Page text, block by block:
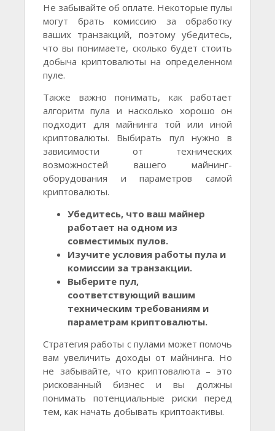
Не забывайте об оплате. Некоторые пулы
могут брать комиссию за обработку
ваших транзакций, поэтому убедитесь,
что вы понимаете, сколько будет стоить
добыча криптовалюты на определенном
пуле.
Также важно понимать, как работает
алгоритм пула и насколько хорошо он
подходит для майнинга той или иной
криптовалюты. Выбирать пул нужно в
зависимости от технических
возможностей вашего майнинг-
оборудования и параметров самой
криптовалюты.
Убедитесь, что ваш майнер
работает на одном из
совместимых пулов.
Изучите условия работы пула и
комиссии за транзакции.
Выберите пул,
соответствующий вашим
техническим требованиям и
параметрам криптовалюты.
Стратегия работы с пулами может помочь
вам увеличить доходы от майнинга. Но
не забывайте, что криптовалюта – это
рискованный бизнес и вы должны
понимать потенциальные риски перед
тем, как начать добывать криптоактивы.